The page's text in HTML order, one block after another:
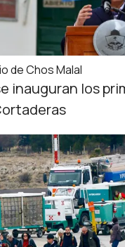
de Chos Malal
inauguran los